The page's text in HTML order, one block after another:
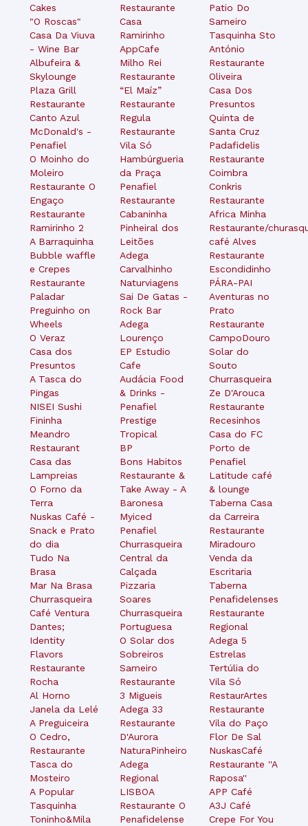
Cakes
"O Roscas"
Casa Da Viuva
- Wine Bar
Albufeira &
Skylounge
Plaza Grill
Restaurante
Canto Azul
McDonald's -
Penafiel
O Moinho do
Moleiro
Restaurante O
Engaço
Restaurante
Ramirinho 2
A Barraquinha
Bubble waffle
e Crepes
Restaurante
Paladar
Preguinho on
Wheels
O Veraz
Casa dos
Presuntos
A Tasca do
Pingas
NISEI Sushi
Fininha
Meandro
Restaurant
Casa das
Lampreias
O Forno da
Terra
Nuskas Café -
Snack e Prato
do dia
Tudo Na
Brasa
Mar Na Brasa
Churrasqueira
Café Ventura
Dantes;
Identity
Flavors
Restaurante
Rocha
Al Horno
Janela da Lelé
A Preguiceira
O Cedro,
Restaurante
Tasca do
Mosteiro
A Popular
Tasquinha
Toninho&Mila
Restaurante
Casa
Ramirinho
AppCafe
Milho Rei
Restaurante
“El Maíz”
Restaurante
Regula
Restaurante
Vila Só
Hambúrgueria
da Praça
Penafiel
Restaurante
Cabaninha
Pinheiral dos
Leitões
Adega
Carvalhinho
Naturviagens
Sai De Gatas -
Rock Bar
Adega
Lourenço
EP Estudio
Cafe
Audácia Food
& Drinks -
Penafiel
Prestige
Tropical
BP
Bons Habitos
Restaurante &
Take Away - A
Baronesa
Myiced
Penafiel
Churrasqueira
Central da
Calçada
Pizzaria
Soares
Churrasqueira
Portuguesa
O Solar dos
Sobreiros
Sameiro
Restaurante
3 Migueis
Adega 33
Restaurante
D'Aurora
NaturaPinheiro
Adega
Regional
LISBOA
Restaurante O
Penafidelense
Patio Do
Sameiro
Tasquinha Sto
António
Restaurante
Oliveira
Casa Dos
Presuntos
Quinta de
Santa Cruz
Padafidelis
Restaurante
Coimbra
Conkris
Restaurante
Africa Minha
Restaurante/
café Alves
Restaurante
Escondidinho
PÁRA-PAI
Aventuras no
Prato
Restaurante
CampoDouro
Solar do
Souto
Churrasqueira
Ze D'Arouca
Restaurante
Recesinhos
Casa do FC
Porto de
Penafiel
Latitude café
& lounge
Taberna Casa
da Carreira
Restaurante
Miradouro
Venda da
Escritaria
Taberna
Penafidelenses
Restaurante
Regional
Adega 5
Estrelas
Tertúlia do
Vila Só
RestaurArtes
Restaurante
Vila do Paço
Flor De Sal
NuskasCafé
Restaurante ''A
Raposa''
APP Café
A3J Café
Crepe For You